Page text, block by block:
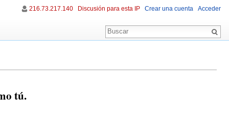
tú.
216.73.217.140 Discusión para esta IP Crear una cuenta Acceder